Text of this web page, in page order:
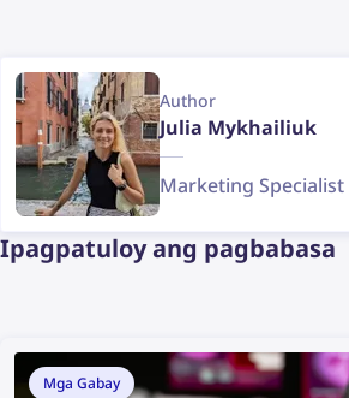
Author
Julia Mykhailiuk
Marketing Specialist
Ipagpatuloy ang pagbabasa
Mga Gabay